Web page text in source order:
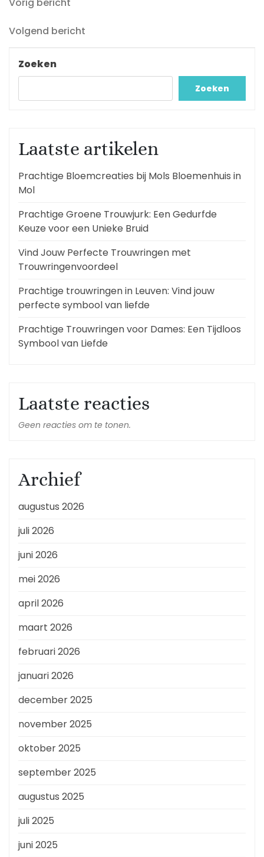
Berichtnavigatie
Volgend
Volgend bericht
Zoeken
Zoeken
Laatste artikelen
Prachtige Bloemcreaties bij Mols Bloemenhuis in
Mol
Prachtige Groene Trouwjurk: Een Gedurfde
Keuze voor een Unieke Bruid
Vind Jouw Perfecte Trouwringen met
Trouwringenvoordeel
Prachtige trouwringen in Leuven: Vind jouw
perfecte symbool van liefde
Prachtige Trouwringen voor Dames: Een Tijdloos
Symbool van Liefde
Laatste reacties
Geen reacties om te tonen.
Archief
augustus 2026
juli 2026
juni 2026
mei 2026
april 2026
maart 2026
februari 2026
januari 2026
december 2025
november 2025
oktober 2025
september 2025
augustus 2025
juli 2025
juni 2025